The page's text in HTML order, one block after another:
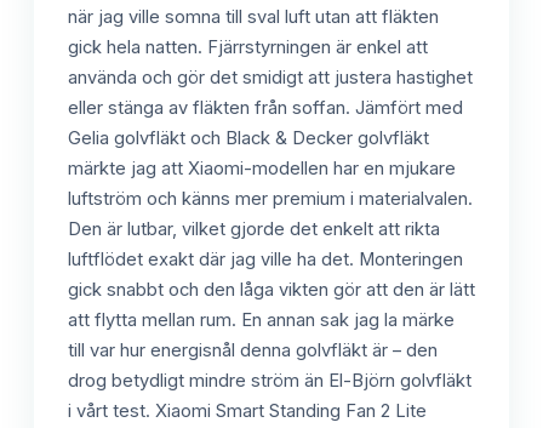
när jag ville somna till sval luft utan att fläkten
gick hela natten. Fjärrstyrningen är enkel att
använda och gör det smidigt att justera hastighet
eller stänga av fläkten från soffan. Jämfört med
Gelia golvfläkt och Black & Decker golvfläkt
märkte jag att Xiaomi-modellen har en mjukare
luftström och känns mer premium i materialvalen.
Den är lutbar, vilket gjorde det enkelt att rikta
luftflödet exakt där jag ville ha det. Monteringen
gick snabbt och den låga vikten gör att den är lätt
att flytta mellan rum. En annan sak jag la märke
till var hur energisnål denna golvfläkt är – den
drog betydligt mindre ström än El-Björn golvfläkt
i vårt test. Xiaomi Smart Standing Fan 2 Lite